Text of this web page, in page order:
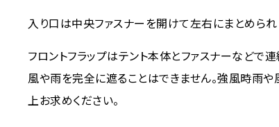
入り口は中央ファスナーを開けて左右にまとめられ
フロントフラップはテント本体とファスナーなどで
風や雨を完全に遮ることはできません。強風時雨
上お求めください。